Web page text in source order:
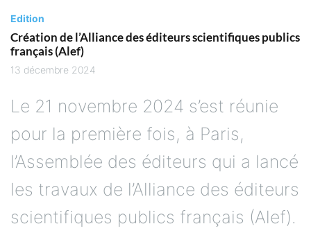
Edition
Création de l’Alliance des éditeurs scientifiques publics
français (Alef)
13 décembre 2024
Le 21 novembre 2024 s’est réunie
pour la première fois, à Paris,
l’Assemblée des éditeurs qui a lancé
les travaux de l’Alliance des éditeurs
scientifiques publics français (Alef).